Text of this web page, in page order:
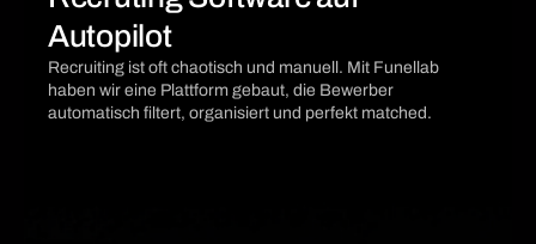
Autopilot
Recruiting ist oft chaotisch und manuell. Mit Funellab
haben wir eine Plattform gebaut, die Bewerber
automatisch filtert, organisiert und perfekt matched.